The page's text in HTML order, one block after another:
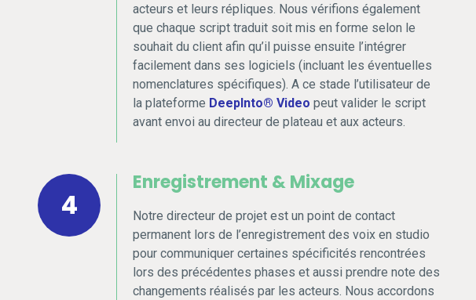
acteurs et leurs répliques. Nous vérifions également
que chaque script traduit soit mis en forme selon le
souhait du client afin qu’il puisse ensuite l’intégrer
facilement dans ses logiciels (incluant les éventuelles
nomenclatures spécifiques). A ce stade l’utilisateur de
la plateforme DeepInto® Video peut valider le script
avant envoi au directeur de plateau et aux acteurs.
4
Enregistrement & Mixage
Notre directeur de projet est un point de contact
permanent lors de l’enregistrement des voix en studio
pour communiquer certaines spécificités rencontrées
lors des précédentes phases et aussi prendre note des
changements réalisés par les acteurs. Nous accordons